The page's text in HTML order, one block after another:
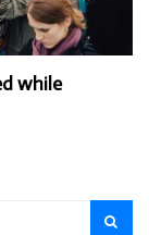
while